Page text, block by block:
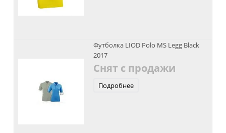
Футболка LIOD Polo MS Legg Black
2017
Снят с продажи
Подробнее